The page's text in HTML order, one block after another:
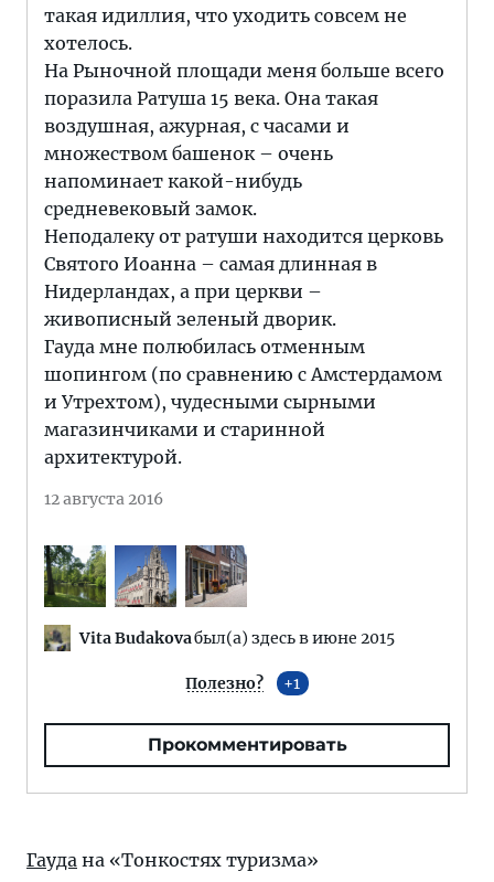
такая идиллия, что уходить совсем не
хотелось.
На Рыночной площади меня больше всего
поразила Ратуша 15 века. Она такая
воздушная, ажурная, с часами и
множеством башенок – очень
напоминает какой-нибудь
средневековый замок.
Неподалеку от ратуши находится церковь
Святого Иоанна – самая длинная в
Нидерландах, а при церкви –
живописный зеленый дворик.
Гауда мне полюбилась отменным
шопингом (по сравнению с Амстердамом
и Утрехтом), чудесными сырными
магазинчиками и старинной
архитектурой.
12 августа 2016
Vita Budakovaбыл(а) здесь в июне 2015
Полезно? 1
Прокомментировать
Гауда на «Тонкостях туризма»